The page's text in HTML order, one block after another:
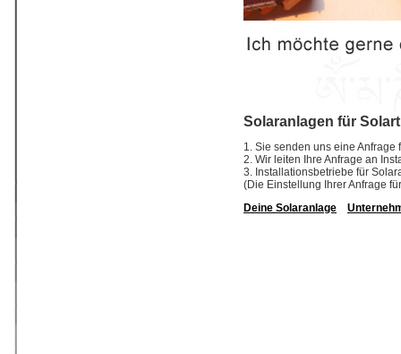
Solaranlagen für
1. Sie senden uns eine
2. Wir leiten Ihre Anfrage an
3. Installationsbetriebe für
(Die Einstellung Ihrer Anfrage
Deine Solaranlage